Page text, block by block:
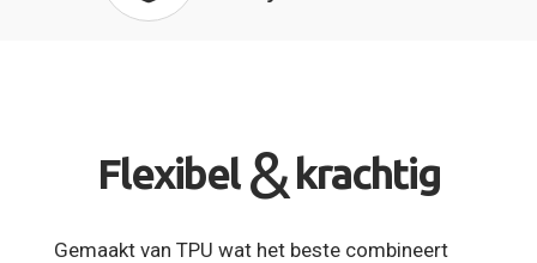
Flexibel & krachtig
Gemaakt van TPU wat het beste combineert